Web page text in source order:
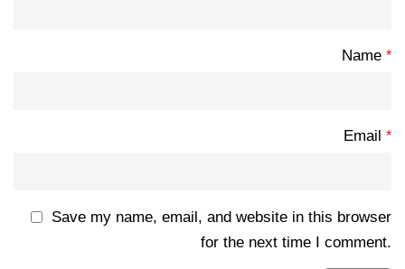
Name *
Email *
Save my name, email, and website in this browser
for the next time I comment.